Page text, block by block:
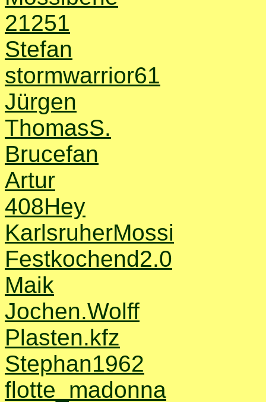
21251
Stefan
stormwarrior61
Jürgen
ThomasS.
Brucefan
Artur
408Hey
KarlsruherMossi
Festkochend2.0
Maik
Jochen.Wolff
Plasten.kfz
Stephan1962
flotte_madonna